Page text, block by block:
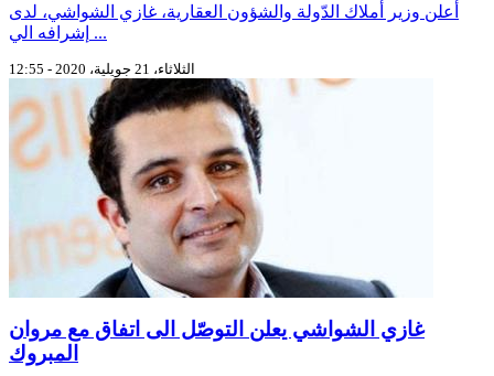
أعلن وزير أملاك الدّولة والشؤون العقارية، غازي الشواشي، لدى
إشرافه الي ...
الثلاثاء، 21 جويلية، 2020 - 12:55
غازي الشواشي يعلن التوصّل الى اتفاق مع مروان
المبروك